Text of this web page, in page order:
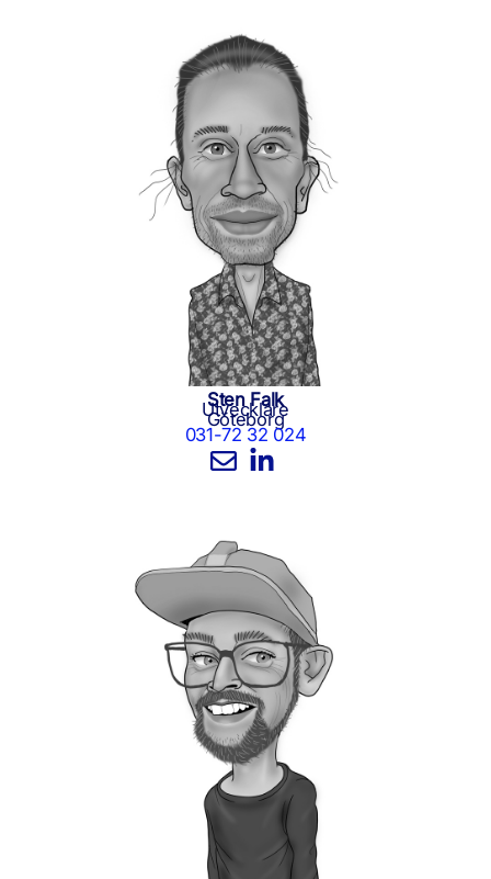
Sten Falk
Utvecklare
Göteborg
031-72 32 024